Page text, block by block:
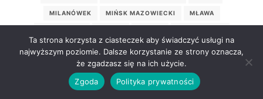
MILANÓWEK MIŃSK MAZOWIECKI MŁAWA
MYSZYNIEC NOWE MIASTO
NOWE MIASTO NAD PILICĄ NOWY DWÓR MAZOWIECKI
ODRZYWÓŁ OSIECK OSTROŁĘKA
Ta strona korzysta z ciasteczek aby świadczyć usługi na
najwyższym poziomie. Dalsze korzystanie ze strony oznacza,
że zgadzasz się na ich użycie.
Zgoda
Polityka prywatności